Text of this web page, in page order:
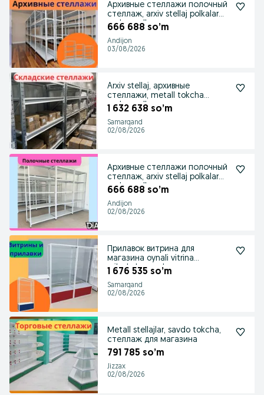
Архивные стеллажи полочный
стеллаж, arxiv stellaj polkalar
ombor polka
666 688 so’m
Andijon
03/08/2026
Arxiv stellaj, архивные
стеллажи, metall tokcha
ombor polka
1 632 638 so’m
Samarqand
02/08/2026
Архивные стеллажи полочный
стеллаж, arxiv stellaj polkalar
ombor polka
666 688 so’m
Andijon
02/08/2026
Прилавок витрина для
магазина oynali vitrina
prilavkalar savdo
1 676 535 so’m
Samarqand
02/08/2026
Мetall stellajlar, savdo tokcha,
стеллаж для магазина
791 785 so’m
Jizzax
02/08/2026